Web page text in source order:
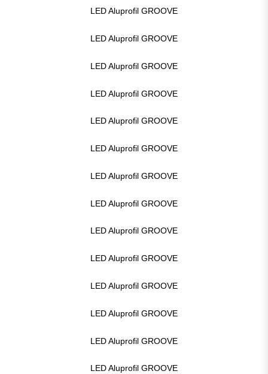
LED Aluprofil GROOVE
LED Aluprofil GROOVE
LED Aluprofil GROOVE
LED Aluprofil GROOVE
LED Aluprofil GROOVE
LED Aluprofil GROOVE
LED Aluprofil GROOVE
LED Aluprofil GROOVE
LED Aluprofil GROOVE
LED Aluprofil GROOVE
LED Aluprofil GROOVE
LED Aluprofil GROOVE
LED Aluprofil GROOVE
LED Aluprofil GROOVE